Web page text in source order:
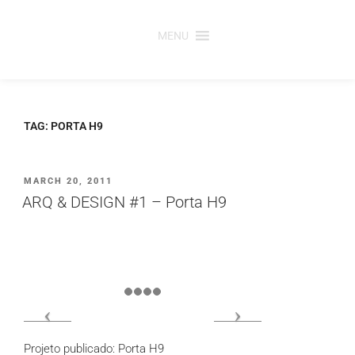
MENU
TAG: PORTA H9
PUBLICADO
EM
MARCH 20, 2011
ARQ & DESIGN #1 – Porta H9
Projeto publicado: Porta H9